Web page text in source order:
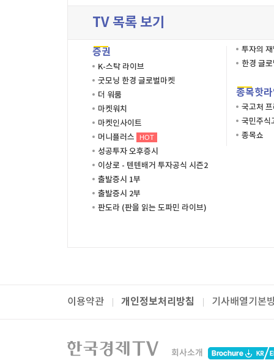
TV 목록 보기
증권
K-스탁 라이브
굿모닝 한경 글로벌마켓
더 워룸
마켓워치
마켓인사이트
머니플러스
HOT
성공투자 오후증시
이상로 - 텐텐배거 투자공식 시즌2
출발증시 1부
출발증시 2부
판도라 (판을 읽는 도파민 라이브)
투자의
한경 글
종목핫
국고처
국민주식
종목쇼
이용약관 개인정보처리방침 기사배열기본
패밀리사이트
한국경제TV
회사소개